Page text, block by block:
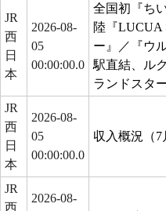
JR
西
日
本
2026-08-
05
00:00:00.0
全国初『ち
陸『LUCUA
ー』／『ウ
駅直結、ル
ランドスタ
JR
西
日
本
2026-08-
05
00:00:00.0
収入概況（7
JR
西
2026-08-